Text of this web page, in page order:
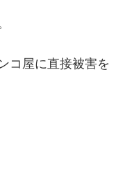
コ屋に直接被害を